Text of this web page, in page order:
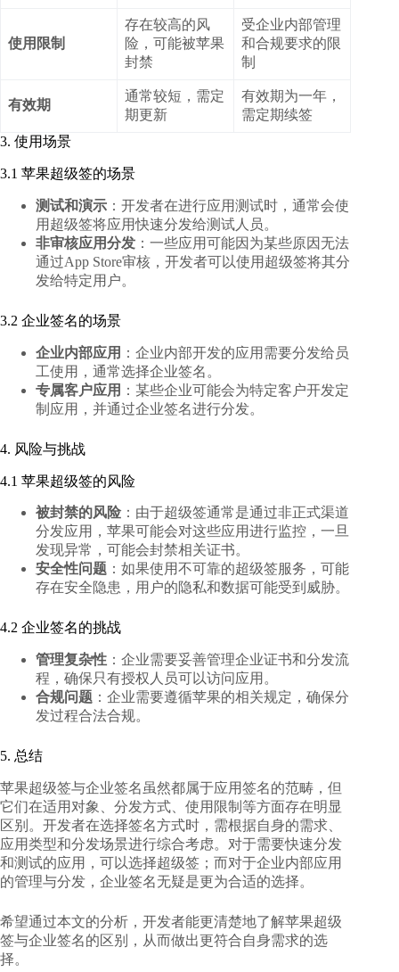
使用限制
存在较高的风
险，可能被苹果
封禁
受企业内部管理
和合规要求的限
制
有效期
通常较短，需定
期更新
有效期为一年，
需定期续签
3. 使用场景
3.1 苹果超级签的场景
测试和演示 ：开发者在进行应用测试时，通常会使
用超级签将应用快速分发给测试人员。
非审核应用分发 ：一些应用可能因为某些原因无法
通过App Store审核，开发者可以使用超级签将其分
发给特定用户。
3.2 企业签名的场景
企业内部应用 ：企业内部开发的应用需要分发给员
工使用，通常选择企业签名。
专属客户应用 ：某些企业可能会为特定客户开发定
制应用，并通过企业签名进行分发。
4. 风险与挑战
4.1 苹果超级签的风险
被封禁的风险 ：由于超级签通常是通过非正式渠道
分发应用，苹果可能会对这些应用进行监控，一旦
发现异常，可能会封禁相关证书。
安全性问题 ：如果使用不可靠的超级签服务，可能
存在安全隐患，用户的隐私和数据可能受到威胁。
4.2 企业签名的挑战
管理复杂性 ：企业需要妥善管理企业证书和分发流
程，确保只有授权人员可以访问应用。
合规问题 ：企业需要遵循苹果的相关规定，确保分
发过程合法合规。
5. 总结
苹果超级签与企业签名虽然都属于应用签名的范畴，但
它们在适用对象、分发方式、使用限制等方面存在明显
区别。开发者在选择签名方式时，需根据自身的需求、
应用类型和分发场景进行综合考虑。对于需要快速分发
和测试的应用，可以选择超级签；而对于企业内部应用
的管理与分发，企业签名无疑是更为合适的选择。
希望通过本文的分析，开发者能更清楚地了解苹果超级
签与企业签名的区别，从而做出更符合自身需求的选
择。